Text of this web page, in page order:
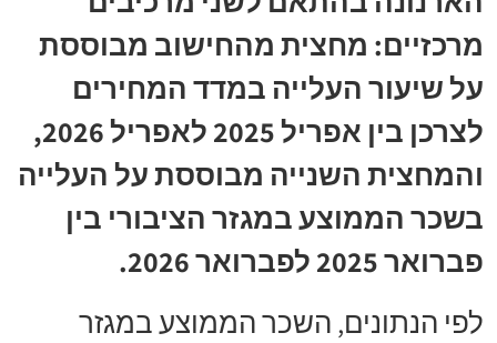
מרכזיים: מחצית מהחישוב מבוססת
על שיעור העלייה במדד המחירים
לצרכן בין אפריל 2025 לאפריל 2026,
והמחצית השנייה מבוססת על העלייה
בשכר הממוצע במגזר הציבורי בין
פברואר 2025 לפברואר 2026.
לפי הנתונים, השכר הממוצע במגזר